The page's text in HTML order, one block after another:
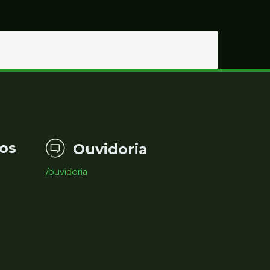
Ouvidoria
/ouvidoria